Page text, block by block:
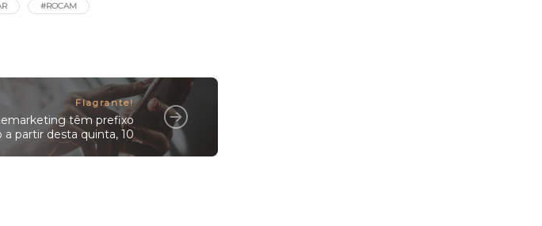
#ROCAM
Flagrante!
têm prefixo
a partir desta quinta, 10